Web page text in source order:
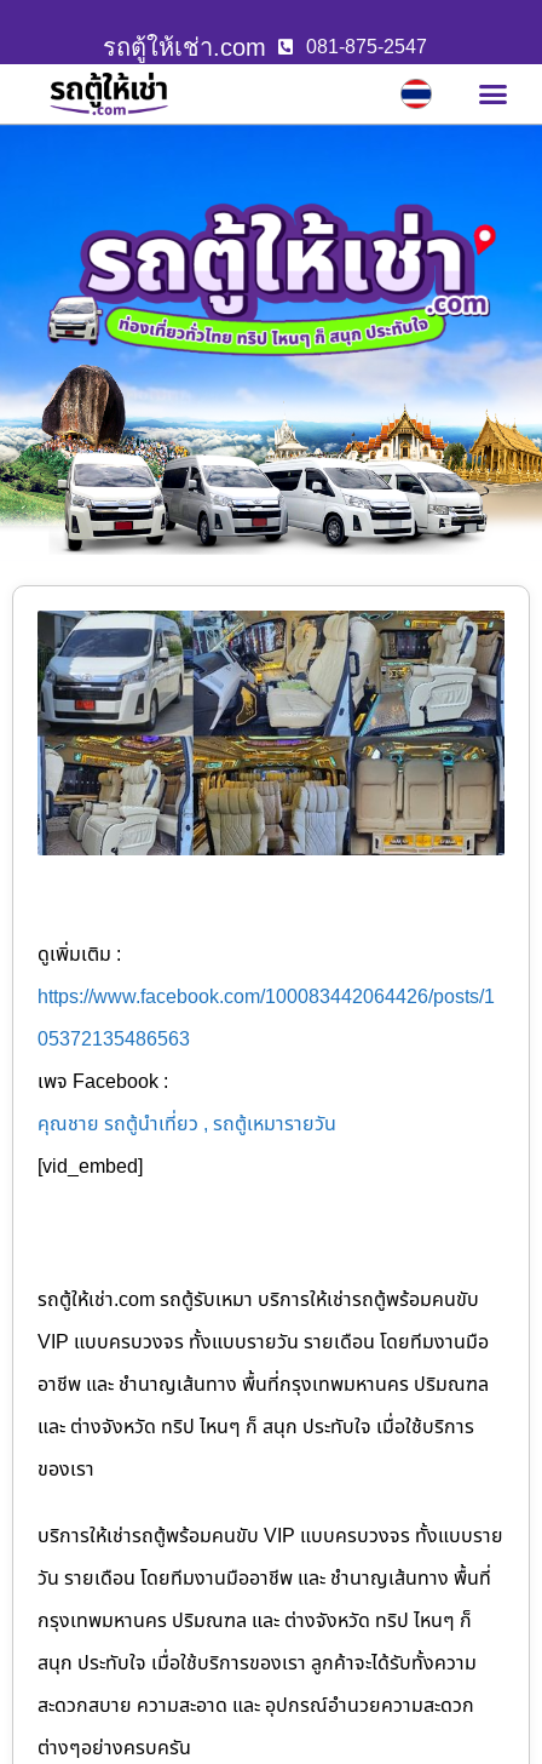
รถตู้ให้เช่า.com 081-875-2547
ดูเพิ่มเติม :
https://www.facebook.com/100083442064426/posts/1
05372135486563
เพจ Facebook :
คุณชาย รถตู้นำเที่ยว , รถตู้เหมารายวัน
[vid_embed]
รถตู้ให้เช่า.com รถตู้รับเหมา บริการให้เช่ารถตู้พร้อมคนขับ
VIP แบบครบวงจร ทั้งแบบรายวัน รายเดือน โดยทีมงานมือ
อาชีพ และ ชำนาญเส้นทาง พื้นที่กรุงเทพมหานคร ปริมณฑล
และ ต่างจังหวัด ทริป ไหนๆ ก็ สนุก ประทับใจ เมื่อใช้บริการ
ของเรา
บริการให้เช่ารถตู้พร้อมคนขับ VIP แบบครบวงจร ทั้งแบบราย
วัน รายเดือน โดยทีมงานมืออาชีพ และ ชำนาญเส้นทาง พื้นที่
กรุงเทพมหานคร ปริมณฑล และ ต่างจังหวัด ทริป ไหนๆ ก็
สนุก ประทับใจ เมื่อใช้บริการของเรา ลูกค้าจะได้รับทั้งความ
สะดวกสบาย ความสะอาด และ อุปกรณ์อำนวยความสะดวก
ต่างๆอย่างครบครัน